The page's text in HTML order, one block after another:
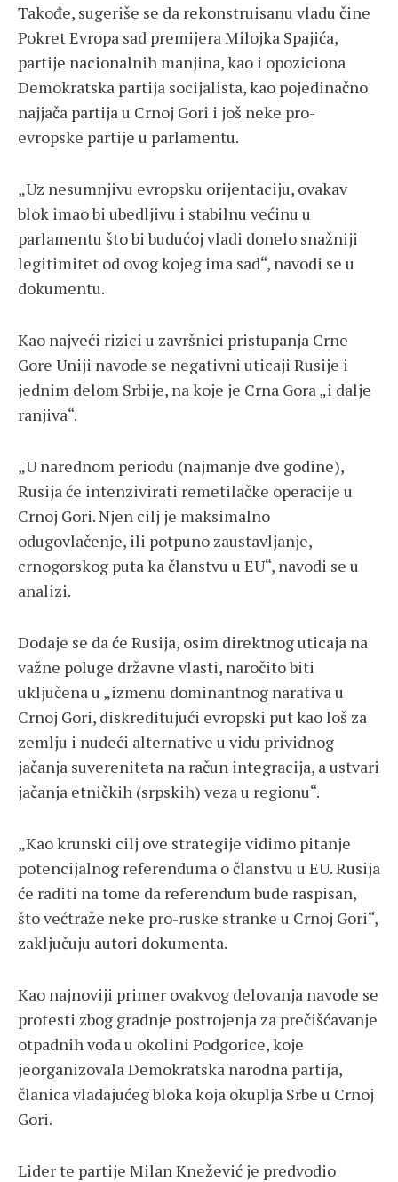
Takođe, sugeriše se da rekonstruisanu vladu čine
Pokret Evropa sad premijera Milojka Spajića,
partije nacionalnih manjina, kao i opoziciona
Demokratska partija socijalista, kao pojedinačno
najjača partija u Crnoj Gori i još neke pro-
evropske partije u parlamentu.
„Uz nesumnjivu evropsku orijentaciju, ovakav
blok imao bi ubedljivu i stabilnu većinu u
parlamentu što bi budućoj vladi donelo snažniji
legitimitet od ovog kojeg ima sad“, navodi se u
dokumentu.
Kao najveći rizici u završnici pristupanja Crne
Gore Uniji navode se negativni uticaji Rusije i
jednim delom Srbije, na koje je Crna Gora „i dalje
ranjiva“.
„U narednom periodu (najmanje dve godine),
Rusija će intenzivirati remetilačke operacije u
Crnoj Gori. Njen cilj je maksimalno
odugovlačenje, ili potpuno zaustavljanje,
crnogorskog puta ka članstvu u EU“, navodi se u
analizi.
Dodaje se da će Rusija, osim direktnog uticaja na
važne poluge državne vlasti, naročito biti
uključena u „izmenu dominantnog narativa u
Crnoj Gori, diskreditujući evropski put kao loš za
zemlju i nudeći alternative u vidu prividnog
jačanja suvereniteta na račun integracija, a ustvari
jačanja etničkih (srpskih) veza u regionu“.
„Kao krunski cilj ove strategije vidimo pitanje
potencijalnog referenduma o članstvu u EU. Rusija
će raditi na tome da referendum bude raspisan,
što većtraže neke pro-ruske stranke u Crnoj Gori“,
zaključuju autori dokumenta.
Kao najnoviji primer ovakvog delovanja navode se
protesti zbog gradnje postrojenja za prečišćavanje
otpadnih voda u okolini Podgorice, koje
jeorganizovala Demokratska narodna partija,
članica vladajućeg bloka koja okuplja Srbe u Crnoj
Gori.
Lider te partije Milan Knežević je predvodio